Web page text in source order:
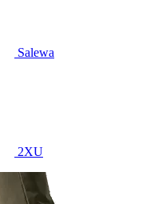
Salewa
2XU